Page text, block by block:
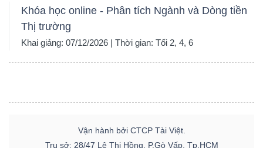
Khóa học online - Phân tích Ngành và Dòng tiền
Thị trường
Khai giảng: 07/12/2026 | Thời gian: Tối 2, 4, 6
Vận hành bởi CTCP Tài Việt.
Trụ sở: 28/47 Lê Thị Hồng, P.Gò Vấp, Tp.HCM